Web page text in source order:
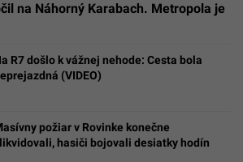
na Náhorný Karabach. Metropola je
R7 došlo k vážnej nehode: Cesta bola
(VIDEO)
požiar v Rovinke konečne
hasiči bojovali desiatky hodín